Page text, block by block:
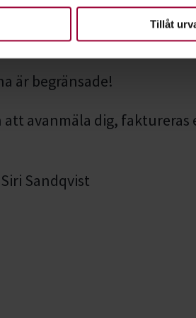
Tillåt
är begränsade!
avanmäla dig, faktureras
Sandqvist